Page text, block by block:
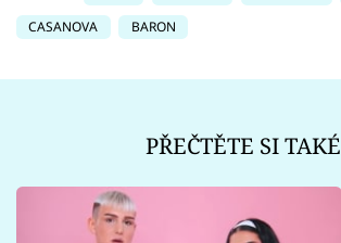
CASANOVA
BARON
PŘEČTĚTE SI TAKÉ